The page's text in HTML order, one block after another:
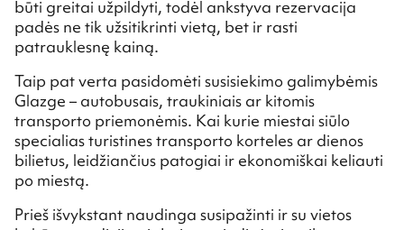
būti greitai užpildyti, todėl ankstyva rezervacija
padės ne tik užsitikrinti vietą, bet ir rasti
patrauklesnę kainą.
Taip pat verta pasidomėti susisiekimo galimybėmis
Glazge – autobusais, traukiniais ar kitomis
transporto priemonėmis. Kai kurie miestai siūlo
specialias turistines transporto korteles ar dienos
bilietus, leidžiančius patogiai ir ekonomiškai keliauti
po miestą.
Prieš išvykstant naudinga susipažinti ir su vietos